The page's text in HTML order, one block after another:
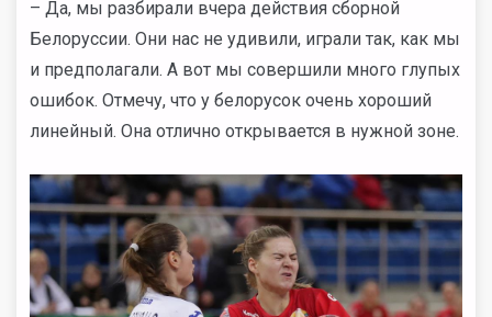
– Да, мы разбирали вчера действия сборной
Белоруссии. Они нас не удивили, играли так, как мы
и предполагали. А вот мы совершили много глупых
ошибок. Отмечу, что у белорусок очень хороший
линейный. Она отлично открывается в нужной зоне.